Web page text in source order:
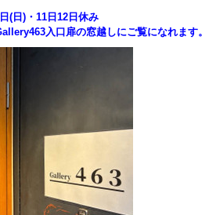
(日)・11日12日休み
入口扉の窓越しにご覧になれます。